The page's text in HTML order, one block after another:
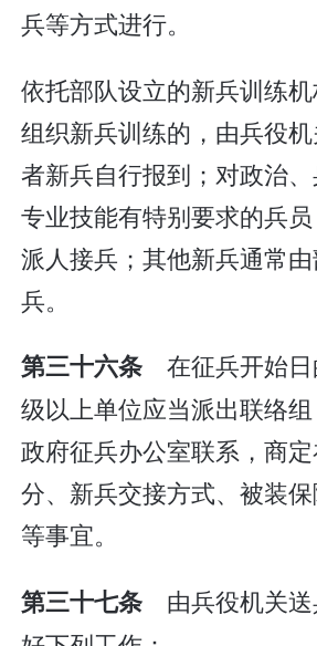
兵等方式进行。
依托部队设立的新兵训练
组织新兵训练的，由兵役
者新兵自行报到；对政治
专业技能有特别要求的兵
派人接兵；其他新兵通常
兵。
第三十六条 在征兵开始
级以上单位应当派出联络
政府征兵办公室联系，商
分、新兵交接方式、被装
等事宜。
第三十七条 由兵役机关